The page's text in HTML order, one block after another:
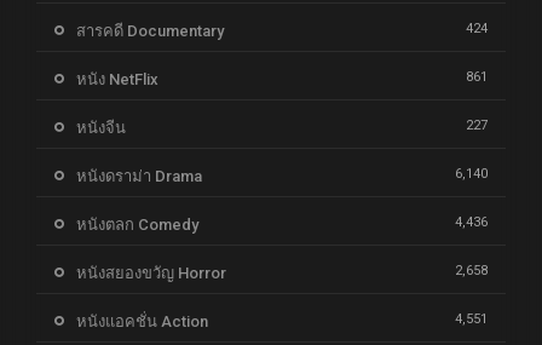
สารคดี Documentary 424
หนัง NetFlix 861
หนังจีน 227
หนังดราม่า Drama 6,140
หนังตลก Comedy 4,436
หนังสยองขวัญ Horror 2,658
หนังแอคชั่น Action 4,551